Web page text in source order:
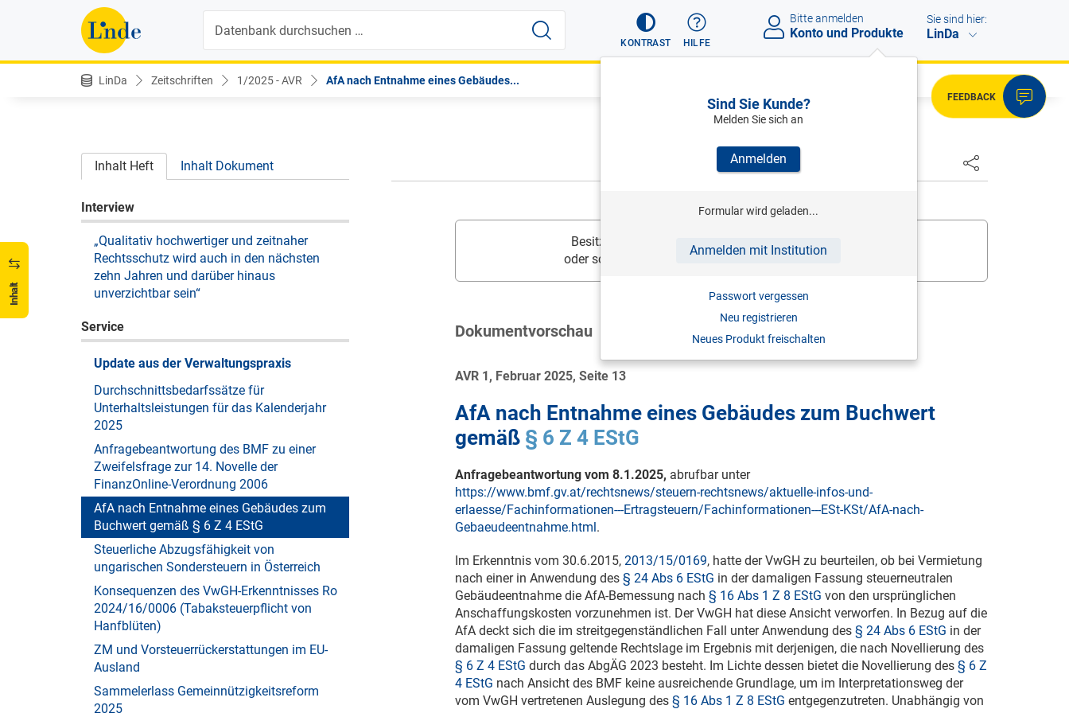
KONTRAST HILFE
Bitte anmelden
Konto und Produkte
Sind Sie Kunde?
Melden Sie sich an
Anmelden
Formular wird geladen...
Anmelden mit Institution
Passwort vergessen
Neu registrieren
Neues Produkt freischalten
Sie sind hier:
LinDa
LinDa Zeitschriften 1/2025 - AVR AfA nach Entnahme eines Gebäudes...
FEEDBACK
Inhalt
Inhalt Heft Inhalt Dokument
Interview
„Qualitativ hochwertiger und zeitnaher
Rechtsschutz wird auch in den nächsten
zehn Jahren und darüber hinaus
unverzichtbar sein“
Service
Update aus der Verwaltungspraxis
Durchschnittsbedarfssätze für
Unterhaltsleistungen für das Kalenderjahr
2025
Anfragebeantwortung des BMF zu einer
Zweifelsfrage zur 14. Novelle der
FinanzOnline-Verordnung 2006
AfA nach Entnahme eines Gebäudes zum
Buchwert gemäß § 6 Z 4 EStG
Steuerliche Abzugsfähigkeit von
ungarischen Sondersteuern in Österreich
Konsequenzen des VwGH-Erkenntnisses Ro
2024/16/0006 (Tabaksteuerpflicht von
Hanfblüten)
ZM und Vorsteuerrückerstattungen im EU-
Ausland
Sammelerlass Gemeinnützigkeitsreform
2025
Besitzen Sie diesen Inhalt bereits, melden Sie sich an
oder schalten Sie
Ihr Produkt zur digitalen Nutzung frei
Dokumentvorschau
AVR 1, Februar 2025, Seite 13
AfA nach Entnahme eines Gebäudes zum Buchwert
gemäß § 6 Z 4 EStG
Anfragebeantwortung vom 8.1.2025, abrufbar unter
https://www.bmf.gv.at/rechtsnews/steuern-rechtsnews/aktuelle-infos-und-
erlaesse/Fachinformationen---Ertragsteuern/Fachinformationen---ESt-KSt/AfA-nach-
Gebaeudeentnahme.html.
Im Erkenntnis vom 30.6.2015, 2013/15/0169, hatte der VwGH zu beurteilen, ob bei Vermietung
nach einer in Anwendung des § 24 Abs 6 EStG in der damaligen Fassung steuerneutralen
Gebäudeentnahme die AfA-Bemessung nach § 16 Abs 1 Z 8 EStG von den ursprünglichen
Anschaffungskosten vorzunehmen ist. Der VwGH hat diese Ansicht verworfen. In Bezug auf die
AfA deckt sich die im streitgegenständlichen Fall unter Anwendung des § 24 Abs 6 EStG in der
damaligen Fassung geltende Rechtslage im Ergebnis mit derjenigen, die nach Novellierung des
§ 6 Z 4 EStG durch das AbgÄG 2023 besteht. Im Lichte dessen bietet die Novellierung des § 6 Z
4 EStG nach Ansicht des BMF keine ausreichende Grundlage, um im Interpretationsweg der
vom VwGH vertretenen Auslegung des § 16 Abs 1 Z 8 EStG entgegenzutreten. Unabhängig von